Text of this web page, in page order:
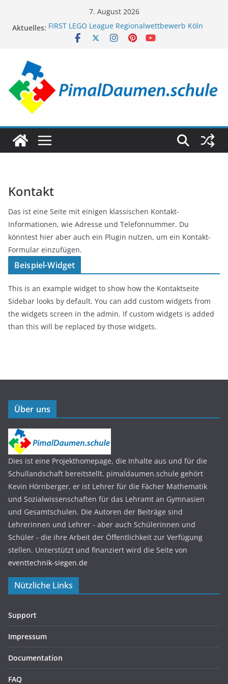
7. August 2026
Aktuelles: FIRST LEGO League Regionalwettbewerb Köln
2024/2025
FIRST LEGO League Regionalwettbewerb
Wiesbaden/Taunusstein 2024/2025
Kontakt
Das ist eine Seite mit einigen klassischen Kontakt-
Informationen, wie Adresse und Telefonnummer. Du
könntest hier aber auch ein Plugin nutzen, um ein Kontakt-
Formular einzufügen.
Beispiel-Widget
This is an example widget to show how the Kontaktseite
Sidebar looks by default. You can add custom widgets from
the widgets screen in the admin. If custom widgets is added
than this will be replaced by those widgets.
Über uns
Dies ist eine Projekthomepage, die Inhalte aus und für die
Schullandschaft bereitstellt. pimaldaumen.schule gehört
Kevin Hörnberger, er ist Lehrer für die Fächer Mathematik
und Sozialwissenschaften für das Lehramt an Gymnasien
und Gesamtschulen. Die Autoren der Beiträge sind
Lehrerinnen und Lehrer - aber auch Schülerinnen und
Schüler - die ihre Arbeit der Öffentlichkeit zur Verfügung
stellen. Unterstützt und finanziert wird die Seite von
eventtechnik-siegen.de
Nützliche Links
Support
Impressum
Documentation
FAQ